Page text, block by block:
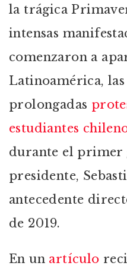
la trágica
intensas
comenzaron a
Latinoamérica, las
prolongadas
estudiantes
durante el primer
presidente,
antecedente
de 2019.
En un artículo